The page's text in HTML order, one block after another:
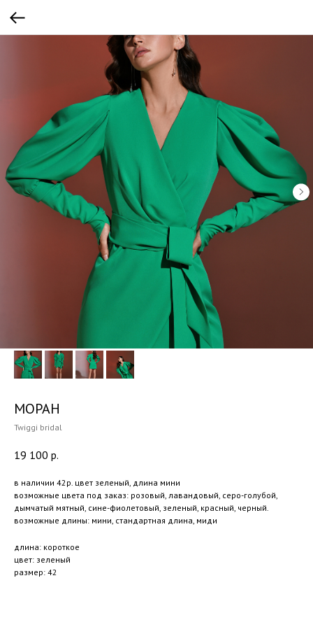
МОРАН
Twiggi bridal
19 100 р.
в наличии 42р. цвет зеленый, длина мини
возможные цвета под заказ: розовый, лавандовый, серо-голубой,
дымчатый мятный, сине-фиолетовый, зеленый, красный, черный.
возможные длины: мини, стандартная длина, миди
длина: короткое
цвет: зеленый
размер: 42